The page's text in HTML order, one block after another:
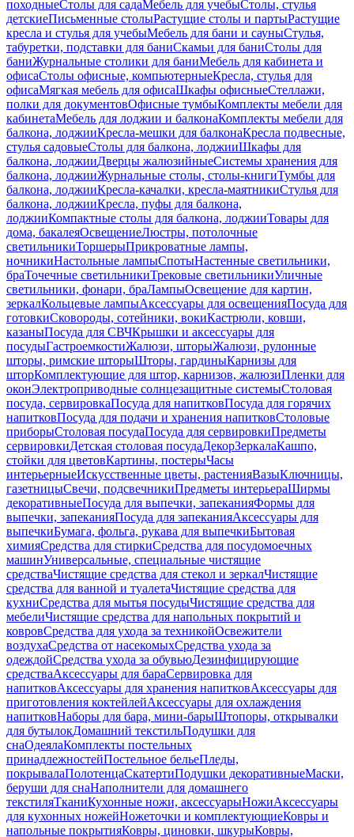
походныеСтолы для садаМебель для учебыСтолы, стулья
детскиеПисьменные столыРастущие столы и партыРастущие
кресла и стулья для учебыМебель для бани и сауныСтулья,
табуретки, подставки для баниСкамьи для баниСтолы для
баниЖурнальные столики для баниМебель для кабинета и
офисаСтолы офисные, компьютерныеКресла, стулья для
офисаМягкая мебель для офисаШкафы офисныеСтеллажи,
полки для документовОфисные тумбыКомплекты мебели для
кабинетаМебель для лоджии и балконаКомплекты мебели для
балкона, лоджииКресла-мешки для балконаКресла подвесные,
стулья садовыеСтолы для балкона, лоджииШкафы для
балкона, лоджииДверцы жалюзийныеСистемы хранения для
балкона, лоджииЖурнальные столы, столы-книгиТумбы для
балкона, лоджииКресла-качалки, кресла-маятникиСтулья для
балкона, лоджииКресла, пуфы для балкона,
лоджииКомпактные столы для балкона, лоджииТовары для
дома, бакалеяОсвещениеЛюстры, потолочные
светильникиТоршерыПрикроватные лампы,
ночникиНастольные лампыСпотыНастенные светильники,
браТочечные светильникиТрековые светильникиУличные
светильники, фонари, браЛампыОсвещение для картин,
зеркалКольцевые лампыАксессуары для освещенияПосуда для
готовкиСковороды, сотейники, вокиКастрюли, ковши,
казаныПосуда для СВЧКрышки и аксессуары для
посудыГастроемкостиЖалюзи, шторыЖалюзи, рулонные
шторы, римские шторыШторы, гардиныКарнизы для
шторКомплектующие для штор, карнизов, жалюзиПленки для
оконЭлектроприводные солнцезащитные системыСтоловая
посуда, сервировкаПосуда для напитковПосуда для горячих
напитковПосуда для подачи и хранения напитковСтоловые
приборыСтоловая посудаПосуда для сервировкиПредметы
сервировкиДетская столовая посудаДекорЗеркалаКашпо,
стойки для цветовКартины, постерыЧасы
интерьерныеИскусственные цветы, растенияВазыКлючницы,
газетницыСвечи, подсвечникиПредметы интерьераШирмы
декоративныеПосуда для выпечки, запеканияФормы для
выпечки, запеканияПосуда для запеканияАксессуары для
выпечкиБумага, фольга, рукава для выпечкиБытовая
химияСредства для стиркиСредства для посудомоечных
машинУниверсальные, специальные чистящие
средстваЧистящие средства для стекол и зеркалЧистящие
средства для ванной и туалетаЧистящие средства для
кухниСредства для мытья посудыЧистящие средства для
мебелиЧистящие средства для напольных покрытий и
ковровСредства для ухода за техникойОсвежители
воздухаСредства от насекомыхСредства ухода за
одеждойСредства ухода за обувьюДезинфицирующие
средстваАксессуары для бараСервировка для
напитковАксессуары для хранения напитковАксессуары для
приготовления коктейлейАксессуары для охлаждения
напитковНаборы для бара, мини-барыШтопоры, открывалки
для бутылокДомашний текстильПодушки для
снаОдеялаКомплекты постельных
принадлежностейПостельное бельеПледы,
покрывалаПолотенцаСкатертиПодушки декоративныеМаски,
беруши для снаНаполнители для домашнего
текстиляТканиКухонные ножи, аксессуарыНожиАксессуары
для кухонных ножейНожеточки и комплектующиеКовры и
напольные покрытияКовры, циновки, шкурыКовры,